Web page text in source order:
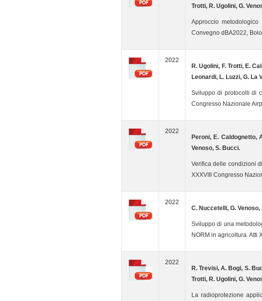
Trotti, R. Ugolini, G.
Approccio
Convegno dBA2022,
2022
R. Ugolini, F. Trotti, E.
Leonardi, L. Luzzi, G. La
Sviluppo di protocolli di
Congresso Nazionale
2022
Peroni, E. Caldognetto,
Venoso, S. Bucci.
Verifica delle condizioni
XXXVIII Congresso
2022
C. Nuccetelli, G.
Sviluppo di una
NORM in agricoltura. Atti
2022
R. Trevisi, A. Bogi, S.
Trotti, R. Ugolini, G.
La radioprotezione